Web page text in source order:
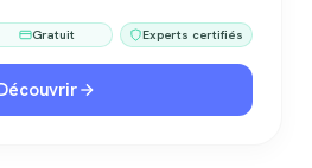
Gratuit Experts certifiés